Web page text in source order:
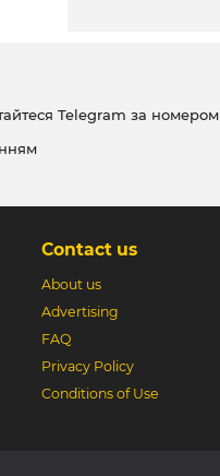
Telegram за номером
Contact us
About us
Advertising
FAQ
Privacy Policy
Conditions of Use